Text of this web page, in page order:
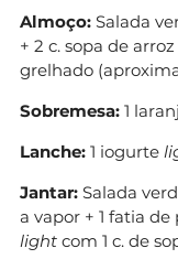
Almoço: Salada
+ 2 c. sopa de
grelhado
Sobremesa: 1
Lanche: 1 iogurte
Jantar: Salada
a vapor + 1 fatia
light com 1 c. de